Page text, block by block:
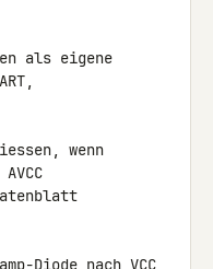
als eigene
wenn
Diode nach VCC,